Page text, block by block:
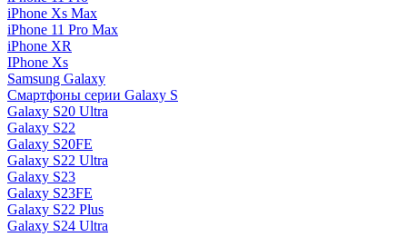
iPhone Xs Max
iPhone 11 Pro Max
iPhone XR
IPhone Xs
Samsung Galaxy
Смартфоны серии Galaxy S
Galaxy S20 Ultra
Galaxy S22
Galaxy S20FE
Galaxy S22 Ultra
Galaxy S23
Galaxy S23FE
Galaxy S22 Plus
Galaxy S24 Ultra